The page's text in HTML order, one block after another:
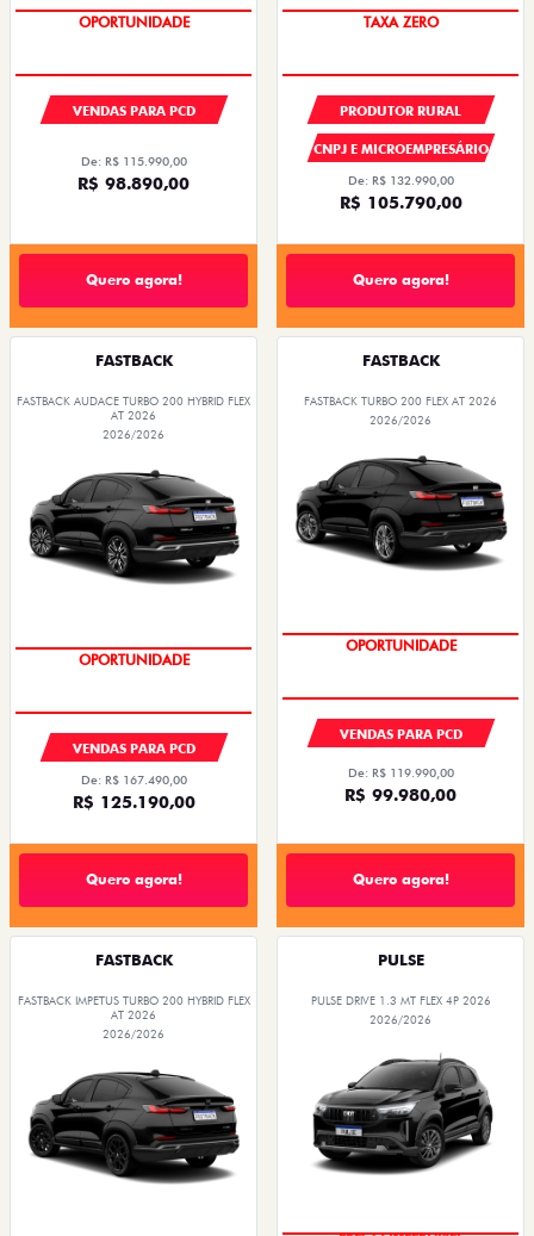
OPORTUNIDADE
VENDAS PARA PCD
De: R$ 115.990,00
R$ 98.890,00
Quero agora!
TAXA ZERO
PRODUTOR RURAL
CNPJ E MICROEMPRESÁRIO
De: R$ 132.990,00
R$ 105.790,00
Quero agora!
FASTBACK
FASTBACK AUDACE TURBO 200 HYBRID FLEX
AT 2026
2026/2026
OPORTUNIDADE
VENDAS PARA PCD
De: R$ 167.490,00
R$ 125.190,00
Quero agora!
FASTBACK
FASTBACK TURBO 200 FLEX AT 2026
2026/2026
OPORTUNIDADE
VENDAS PARA PCD
De: R$ 119.990,00
R$ 99.980,00
Quero agora!
FASTBACK
FASTBACK IMPETUS TURBO 200 HYBRID FLEX
AT 2026
2026/2026
PULSE
PULSE DRIVE 1.3 MT FLEX 4P 2026
2026/2026